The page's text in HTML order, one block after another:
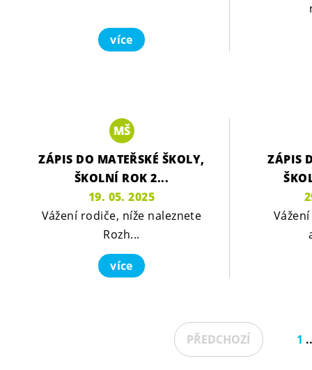
více
MŠ
ZÁPIS DO MATEŘSKÉ ŠKOLY,
ŠKOLNÍ ROK 2...
19. 05. 2025
Vážení rodiče, níže naleznete
Rozh...
více
ZÁPIS
PŘEDCHOZÍ 1